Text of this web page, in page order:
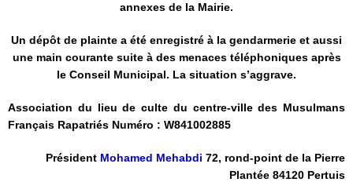
annexes de la Mairie.
Un dépôt de plainte a été enregistré à la gendarmerie et aussi
une main courante suite à des menaces téléphoniques après
le Conseil Municipal. La situation s’aggrave.
Association du lieu de culte du centre-ville des Musulmans
Français Rapatriés Numéro : W841002885
Président Mohamed Mehabdi 72, rond-point de la Pierre
Plantée 84120 Pertuis